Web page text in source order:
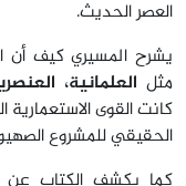
العصر الحديث.
يشرح المسيري كيف أن
مثل العلمانية،
كانت القوى الاستعمارية
الحقيقي للمشروع